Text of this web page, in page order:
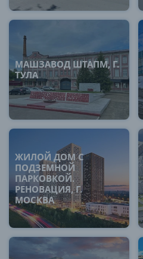
МАШЗАВОД ШТАПМ, Г.
ТУЛА
ЖИЛОЙ ДОМ С
ПОДЗЕМНОЙ
ПАРКОВКОЙ.
РЕНОВАЦИЯ, Г.
МОСКВА